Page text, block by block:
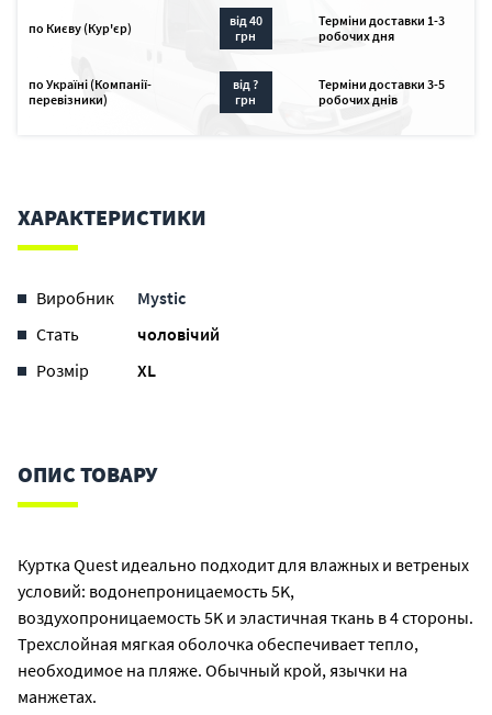
по Києву (Кур'єр)
від 40
грн
Терміни доставки 1-3
робочих дня
по Україні (Компанії-
перевізники)
від ?
грн
Терміни доставки 3-5
робочих днів
ХАРАКТЕРИСТИКИ
Виробник
Mystic
Стать
чоловічий
Розмір
XL
ОПИС ТОВАРУ
Куртка Quest идеально подходит для влажных и ветреных
условий: водонепроницаемость 5K,
воздухопроницаемость 5K и эластичная ткань в 4 стороны.
Трехслойная мягкая оболочка обеспечивает тепло,
необходимое на пляже. Обычный крой, язычки на
манжетах.